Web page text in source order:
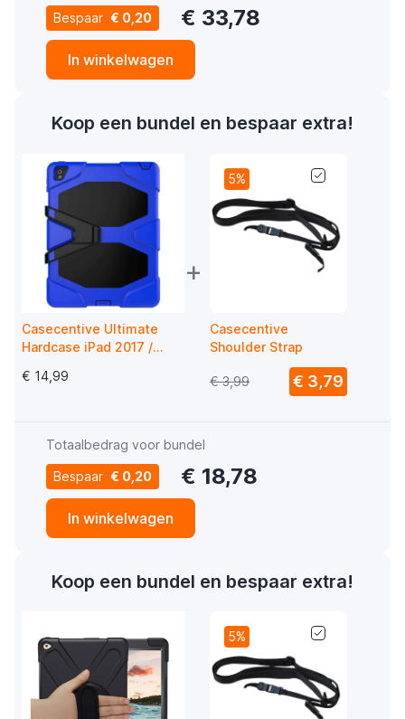
Bespaar € 0,20 € 33,78
In winkelwagen
Koop een bundel en bespaar extra!
Casecentive Ultimate
Hardcase iPad 2017 /
€ 14,99
+
5%
Casecentive
Shoulder Strap
€ 3,99 € 3,79
Totaalbedrag voor bundel
Bespaar € 0,20 € 18,78
In winkelwagen
Koop een bundel en bespaar extra!
5%